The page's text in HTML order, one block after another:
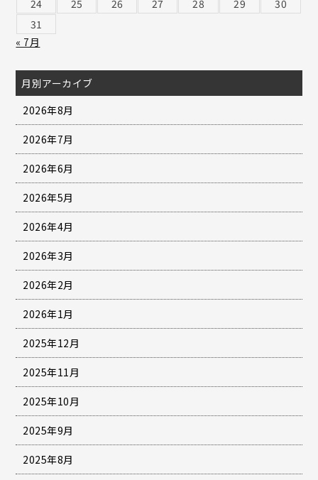
24 25 26 27 28 29
30
31
« 7月
月別アーカイブ
2026年8月
2026年7月
2026年6月
2026年5月
2026年4月
2026年3月
2026年2月
2026年1月
2025年12月
2025年11月
2025年10月
2025年9月
2025年8月